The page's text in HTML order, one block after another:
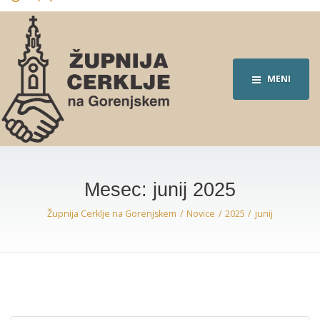
MENI
Mesec: junij 2025
Župnija Cerklje na Gorenjskem Novice 2025 junij